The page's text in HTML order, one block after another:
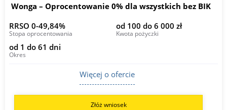
Wonga – Oprocentowanie 0% dla wszystkich bez BIK
RRSO 0-49,84%
Stopa oprocentowania
od 100 do 6 000 zł
Kwota pożyczki
od 1 do 61 dni
Okres
Więcej o ofercie
Złóż wniosek